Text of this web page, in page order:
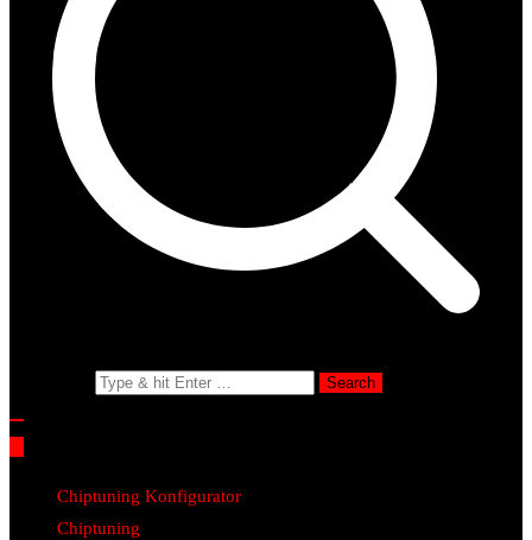
Chiptuning Konfigurator
Chiptuning